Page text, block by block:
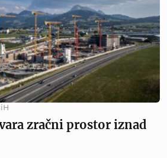
zračni prostor iznad